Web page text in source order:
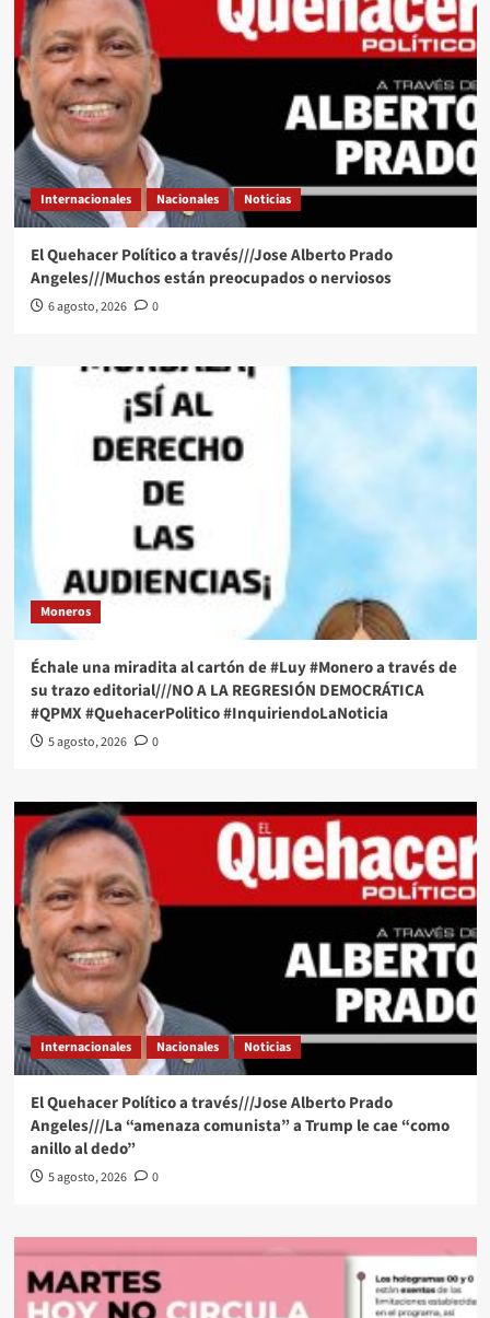
Internacionales Nacionales Noticias
El Quehacer Político a través///Jose Alberto Prado
Angeles///Muchos están preocupados o nerviosos
6 agosto, 2026 0
Moneros
Échale una miradita al cartón de #Luy #Monero a través de
su trazo editorial///NO A LA REGRESIÓN DEMOCRÁTICA
#QPMX #QuehacerPolitico #InquiriendoLaNoticia
5 agosto, 2026 0
Internacionales Nacionales Noticias
El Quehacer Político a través///Jose Alberto Prado
Angeles///La “amenaza comunista” a Trump le cae “como
anillo al dedo”
5 agosto, 2026 0